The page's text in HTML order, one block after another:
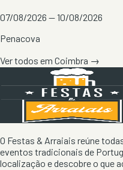
07/08/2026 — 10/08/2026
Penacova
Ver todos em Coimbra →
O Festas & Arraiais reúne
eventos tradicionais de
localização e descobre o que